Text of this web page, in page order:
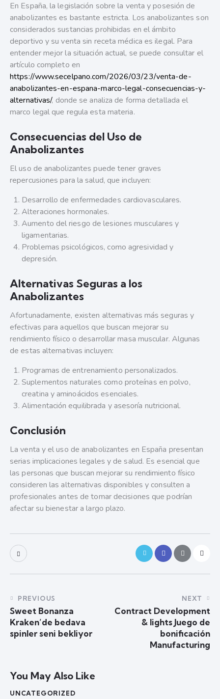
En España, la legislación sobre la venta y posesión de
anabolizantes es bastante estricta. Los anabolizantes son
considerados sustancias prohibidas en el ámbito
deportivo y su venta sin receta médica es ilegal. Para
entender mejor la situación actual, se puede consultar el
artículo completo en
https://www.secelpano.com/2026/03/23/venta-de-
anabolizantes-en-espana-marco-legal-consecuencias-y-
alternativas/, donde se analiza de forma detallada el
marco legal que regula esta materia.
Consecuencias del Uso de
Anabolizantes
El uso de anabolizantes puede tener graves
repercusiones para la salud, que incluyen:
Desarrollo de enfermedades cardiovasculares.
Alteraciones hormonales.
Aumento del riesgo de lesiones musculares y
ligamentarias.
Problemas psicológicos, como agresividad y
depresión.
Alternativas Seguras a los
Anabolizantes
Afortunadamente, existen alternativas más seguras y
efectivas para aquellos que buscan mejorar su
rendimiento físico o desarrollar masa muscular. Algunas
de estas alternativas incluyen:
Programas de entrenamiento personalizados.
Suplementos naturales como proteínas en polvo,
creatina y aminoácidos esenciales.
Alimentación equilibrada y asesoría nutricional.
Conclusión
La venta y el uso de anabolizantes en España presentan
serias implicaciones legales y de salud. Es esencial que
las personas que buscan mejorar su rendimiento físico
consideren las alternativas disponibles y consulten a
profesionales antes de tomar decisiones que podrían
afectar su bienestar a largo plazo.
PREVIOUS
Sweet Bonanza
Kraken’de bedava
spinler seni bekliyor
NEXT
Contract Development
& lights Juego de
bonificación
Manufacturing
You May Also Like
UNCATEGORIZED